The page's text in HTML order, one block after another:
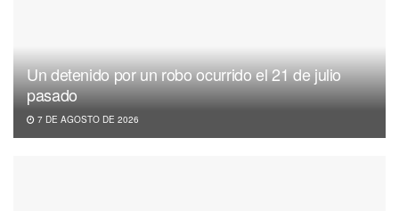
Un detenido por un robo ocurrido el 21 de julio
pasado
7 DE AGOSTO DE 2026